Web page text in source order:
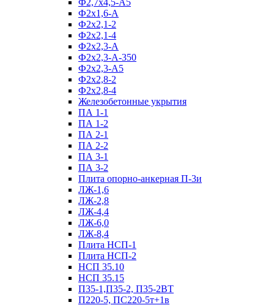
Ф2х1,6-А
Ф2х2,1-2
Ф2х2,1-4
Ф2х2,3-А
Ф2х2,3-А-350
Ф2х2,3-А5
Ф2х2,8-2
Ф2х2,8-4
Железобетонные укрытия
ПА 1-1
ПА 1-2
ПА 2-1
ПА 2-2
ПА 3-1
ПА 3-2
Плита опорно-анкерная П-3и
ЛЖ-1,6
ЛЖ-2,8
ЛЖ-4,4
ЛЖ-6,0
ЛЖ-8,4
Плита НСП-1
Плита НСП-2
НСП 35.10
НСП 35.15
П35-1,П35-2, П35-2ВТ
П220-5, ПС220-5т+1в